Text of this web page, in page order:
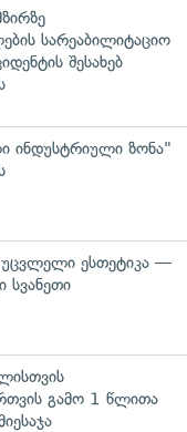
სარეაბილიტაციო
შესახებ
ინდუსტრიული ზონა"
ესთეტიკა —
სვანეთი
გამო 1 წლითა